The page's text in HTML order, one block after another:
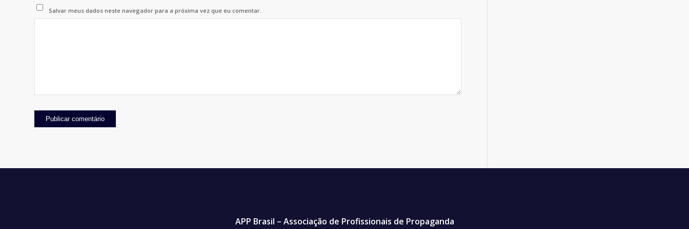
Salvar meus dados neste navegador para a próxima vez que eu comentar.
APP Brasil – Associação de Profissionais de Propaganda